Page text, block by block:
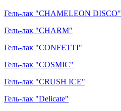
Гель-лак "CHAMELEON DISCO"
Гель-лак "CHARM"
Гель-лак "CONFETTI"
Гель-лак "COSMIC"
Гель-лак "CRUSH ICE"
Гель-лак "Delicate"